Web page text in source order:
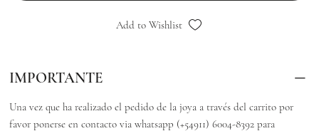
Add to Wishlist
IMPORTANTE
Una vez que ha realizado el pedido de la joya a través del carrito por
favor ponerse en contacto via whatsapp (+54911) 6004-8392 para